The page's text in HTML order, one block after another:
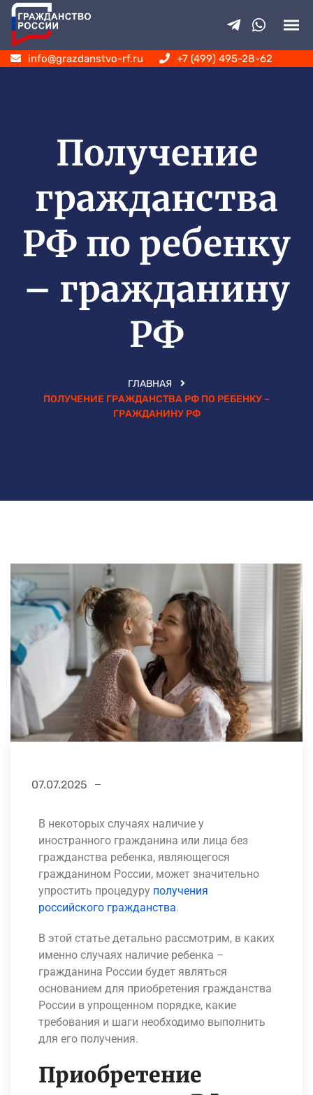
info@grazdanstvo-rf.ru +7 (499) 495-28-62
Получение
гражданства
РФ по ребенку
– гражданину
РФ
ГЛАВНАЯ
ПОЛУЧЕНИЕ ГРАЖДАНСТВА РФ ПО РЕБЕНКУ –
ГРАЖДАНИНУ РФ
07.07.2025
В некоторых случаях наличие у
иностранного гражданина или лица без
гражданства ребенка, являющегося
гражданином России, может значительно
упростить процедуру получения
российского гражданства.
В этой статье детально рассмотрим, в каких
именно случаях наличие ребенка –
гражданина России будет являться
основанием для приобретения гражданства
России в упрощенном порядке, какие
требования и шаги необходимо выполнить
для его получения.
Приобретение